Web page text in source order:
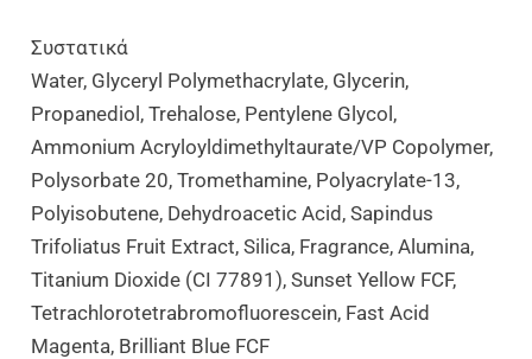
Συστατικά
Water, Glyceryl Polymethacrylate, Glycerin,
Propanediol, Trehalose, Pentylene Glycol,
Ammonium Acryloyldimethyltaurate/VP Copolymer,
Polysorbate 20, Tromethamine, Polyacrylate-13,
Polyisobutene, Dehydroacetic Acid, Sapindus
Trifoliatus Fruit Extract, Silica, Fragrance, Alumina,
Titanium Dioxide (CI 77891), Sunset Yellow FCF,
Tetrachlorotetrabromofluorescein, Fast Acid
Magenta, Brilliant Blue FCF